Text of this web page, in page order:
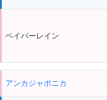
ペイパーレイン
アンカジャポニカ